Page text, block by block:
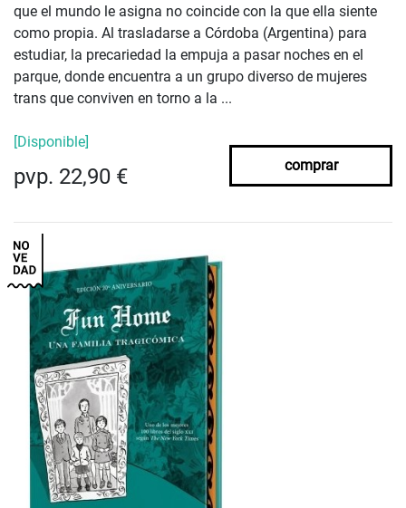
que el mundo le asigna no coincide con la que ella siente
como propia. Al trasladarse a Córdoba (Argentina) para
estudiar, la precariedad la empuja a pasar noches en el
parque, donde encuentra a un grupo diverso de mujeres
trans que conviven en torno a la ...
[Disponible]
pvp. 22,90 € comprar